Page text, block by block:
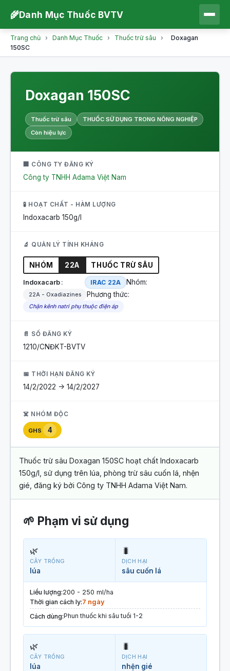
🌾Danh Mục Thuốc BVTV
Trang chủ › Danh Mục Thuốc › Thuốc trừ sâu ›
Doxagan
150SC
Doxagan 150SC
Thuốc trừ sâu
THUỐC SỬ DỤNG TRONG NÔNG NGHIỆP
Còn hiệu lực
🏢 CÔNG TY ĐĂNG KÝ
Công ty TNHH Adama Việt Nam
🧪 HOẠT CHẤT - HÀM LƯỢNG
Indoxacarb 150g/l
🔬 QUẢN LÝ TÍNH KHÁNG
NHÓM 22A THUỐC TRỪ SÂU
Indoxacarb IRAC 22A Nhóm:
22A - Oxadiazines Phương thức:
Chặn kênh natri phụ thuộc điện áp
📄 SỐ ĐĂNG KÝ
1210/CNĐKT-BVTV
📅 THỜI HẠN ĐĂNG KÝ
14/2/2022 -> 14/2/2027
☠️ NHÓM ĐỘC
GHS 4
Thuốc trừ sâu Doxagan 150SC hoạt chất Indoxacarb
150g/l, sử dụng trên lúa, phòng trừ sâu cuốn lá, nhện
gié, đăng ký bởi Công ty TNHH Adama Việt Nam.
🌱 Phạm vi sử dụng
🌿
CÂY TRỒNG
lúa
🐛
DỊCH HẠI
sâu cuốn lá
Liều lượng:200 - 250 ml/ha
Thời gian cách ly:7 ngày
Cách dùng:Phun thuốc khi sâu tuổi 1-2
🌿
CÂY TRỒNG
lúa
🐛
DỊCH HẠI
nhện gié